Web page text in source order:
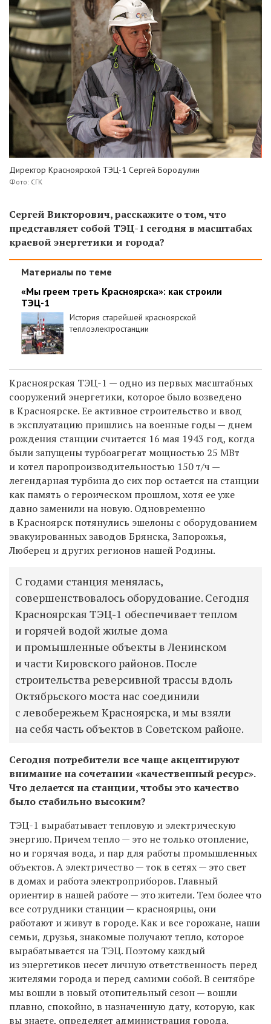
Директор Красноярской ТЭЦ-1 Сергей Бородулин
Фото: СГК
Сергей Викторович, расскажите о том, что
представляет собой ТЭЦ-1 сегодня в масштабах
краевой энергетики и города?
Материалы по теме
«Мы греем треть Красноярска»: как строили
ТЭЦ-1
История старейшей красноярской
теплоэлектростанции
Красноярская ТЭЦ-1 — одно из первых масштабных
сооружений энергетики, которое было возведено
в Красноярске. Ее активное строительство и ввод
в эксплуатацию пришлись на военные годы — днем
рождения станции считается 16 мая 1943 год, когда
были запущены турбоагрегат мощностью 25 МВт
и котел паропроизводительностью 150 т/ч —
легендарная турбина до сих пор остается на станции
как память о героическом прошлом, хотя ее уже
давно заменили на новую. Одновременно
в Красноярск потянулись эшелоны с оборудованием
эвакуированных заводов Брянска, Запорожья,
Люберец и других регионов нашей Родины.
С годами станция менялась,
совершенствовалось оборудование. Сегодня
Красноярская ТЭЦ-1 обеспечивает теплом
и горячей водой жилые дома
и промышленные объекты в Ленинском
и части Кировского районов. После
строительства реверсивной трассы вдоль
Октябрьского моста нас соединили
с левобережьем Красноярска, и мы взяли
на себя часть объектов в Советском районе.
Сегодня потребители все чаще акцентируют
внимание на сочетании «качественный ресурс».
Что делается на станции, чтобы это качество
было стабильно высоким?
ТЭЦ-1 вырабатывает тепловую и электрическую
энергию. Причем тепло — это не только отопление,
но и горячая вода, и пар для работы промышленных
объектов. А электричество — ток в сетях — это свет
в домах и работа электроприборов. Главный
ориентир в нашей работе — это жители. Тем более что
все сотрудники станции — красноярцы, они
работают и живут в городе. Как и все горожане, наши
семьи, друзья, знакомые получают тепло, которое
вырабатывается на ТЭЦ. Поэтому каждый
из энергетиков несет личную ответственность перед
жителями города и перед самими собой. В сентябре
мы вошли в новый отопительный сезон — вошли
плавно, спокойно, в назначенную дату, которую, как
вы знаете, определяет администрация города.